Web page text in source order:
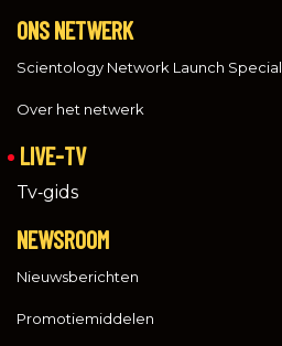
ONS NETWERK
Scientology Network Launch Special
Over het netwerk
LIVE-TV
Tv‑gids
NEWSROOM
Nieuwsberichten
Promotiemiddelen